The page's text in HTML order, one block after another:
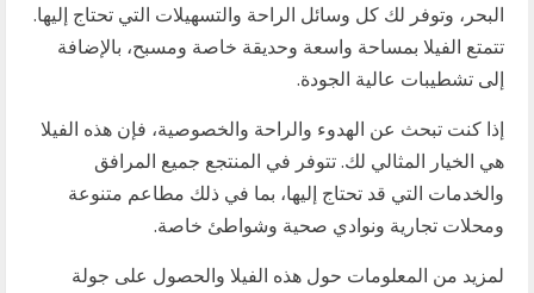
البحر، وتوفر لك كل وسائل الراحة والتسهيلات التي تحتاج إليها.
تتمتع الفيلا بمساحة واسعة وحديقة خاصة ومسبح، بالإضافة
إلى تشطيبات عالية الجودة.
إذا كنت تبحث عن الهدوء والراحة والخصوصية، فإن هذه الفيلا
هي الخيار المثالي لك. تتوفر في المنتجع جميع المرافق
والخدمات التي قد تحتاج إليها، بما في ذلك مطاعم متنوعة
ومحلات تجارية ونوادي صحية وشواطئ خاصة.
لمزيد من المعلومات حول هذه الفيلا والحصول على جولة